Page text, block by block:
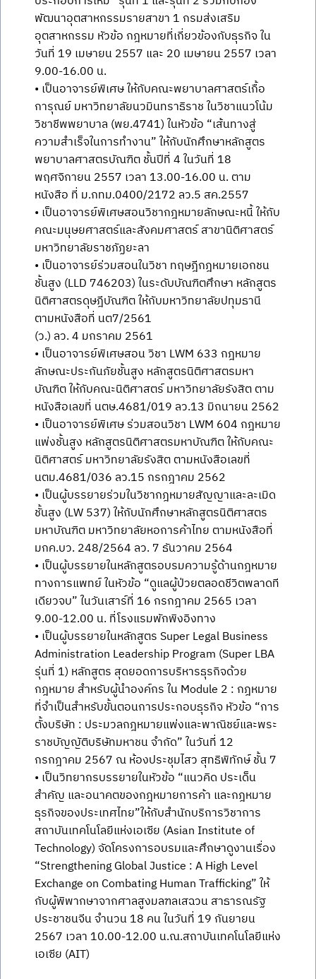
พัฒนาอุตสาหกรรมรายสาขา 1 กรมส่งเสริม
อุตสาหกรรม หัวข้อ กฎหมายที่เกี่ยวข้องกับธุรกิจ ใน
วันที่ 19 เมษายน 2557 และ 20 เมษายน 2557 เวลา
9.00-16.00 น.
• เป็นอาจารย์พิเศษ ให้กับคณะพยาบาลศาสตร์เกื้อ
การุณย์ มหาวิทยาลัยนวมินทราธิราช ในวิชาแนวโน้ม
วิชาชีพพยาบาล (พย.4741) ในหัวข้อ “เส้นทางสู่
ความสำเร็จในการทำงาน” ให้กับนักศึกษาหลักสูตร
พยาบาลศาสตรบัณฑิต ชั้นปีที่ 4 ในวันที่ 18
พฤศจิกายน 2557 เวลา 13.00-16.00 น. ตาม
หนังสือ ที่ ม.กทม.0400/2172 ลว.5 สค.2557
• เป็นอาจารย์พิเศษสอนวิชากฎหมายลักษณะหนี้ ให้กับ
คณะมนุษยศาสตร์และสังคมศาสตร์ สาขานิติศาสตร์
มหาวิทยาลัยราชภัฏยะลา
• เป็นอาจารย์ร่วมสอนในวิชา ทฤษฎีกฎหมายเอกชน
ชั้นสูง (LLD 746203) ในระดับบัณฑิตศึกษา หลักสูตร
นิติศาสตรดุษฎีบัณฑิต ให้กับมหาวิทยาลัยปทุมธานี
ตามหนังสือที่ นต7/2561
(ว.) ลว. 4 มกราคม 2561
• เป็นอาจารย์พิเศษสอน วิชา LWM 633 กฎหมาย
ลักษณะประกันภัยชั้นสูง หลักสูตรนิติศาสตรมหา
บัณฑิต ให้กับคณะนิติศาสตร์ มหาวิทยาลัยรังสิต ตาม
หนังสือเลขที่ นตษ.4681/019 ลว.13 มิถนายน 2562
• เป็นอาจารย์พิเศษ ร่วมสอนวิชา LWM 604 กฎหมาย
แพ่งชั้นสูง หลักสูตรนิติศาสตรมหาบัณฑิต ให้กับคณะ
นิติศาสตร์ มหาวิทยาลัยรังสิต ตามหนังสือเลขที่
นตม.4681/036 ลว.15 กรกฎาคม 2562
• เป็นผู้บรรยายร่วมในวิชากฎหมายสัญญาและละเมิด
ชั้นสูง (LW 537) ให้กับนักศึกษาหลักสูตรนิติศาสตร
มหาบัณฑิต มหาวิทยาลัยหอการค้าไทย ตามหนังสือที่
มกค.บว. 248/2564 ลว. 7 ธันวาคม 2564
• เป็นผู้บรรยายในหลักสูตรอบรมความรู้ด้านกฎหมาย
ทางการแพทย์ ในหัวข้อ “ดูแลผู้ป่วยตลอดชีวิตพลาดที
เดียวจบ” ในวันเสาร์ที่ 16 กรกฎาคม 2565 เวลา
9.00-12.00 น. ที่โรงแรมพักพิงอิงทาง
• เป็นผู้บรรยายในหลักสูตร Super Legal Business
Administration Leadership Program (Super LBA
รุ่นที่ 1) หลักสูตร สุดยอดการบริหารธุรกิจด้วย
กฎหมาย สำหรับผู้นำองค์กร ใน Module 2 : กฎหมาย
ที่จำเป็นสำหรับขั้นตอนการประกอบธุรกิจ หัวข้อ “การ
ตั้งบริษัท : ประมวลกฎหมายแพ่งและพาณิชย์และพระ
ราชบัญญัติบริษัทมหาชน จำกัด” ในวันที่ 12
กรกฎาคม 2567 ณ ห้องประชุมไสว สุทธิพิทักษ์ ชั้น 7
• เป็นวิทยากรบรรยายในหัวข้อ “แนวคิด ประเด็น
สำคัญ และอนาคตของกฎหมายการค้า และกฎหมาย
ธุรกิจของประเทศไทย”ให้กับสำนักบริการวิชาการ
สถาบันเทคโนโลยีแห่งเอเซีย (Asian Institute of
Technology) จัดโครงการอบรมและศึกษาดูงานเรื่อง
“Strengthening Global Justice : A High Level
Exchange on Combating Human Trafficking” ให้
กับผู้พิพากษาจากศาลสูงมลฑลเสฉวน สาธารณรัฐ
ประชาชนจีน จำนวน 18 คน ในวันที่ 19 กันยายน
2567 เวลา 10.00-12.00 น.ณ.สถาบันเทคโนโลยีแห่ง
เอเซีย (AIT)